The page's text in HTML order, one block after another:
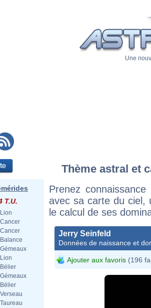
Une
T.U.
Lion
Cancer
Cancer
Balance
Gémeaux
Lion
Bélier
Gémeaux
Bélier
Verseau
Taureau
Thème astral et
Prenez
avec sa carte du ciel,
le calcul de ses
Jerry Seinfeld
Données de naissance et
Ajouter aux favoris (196